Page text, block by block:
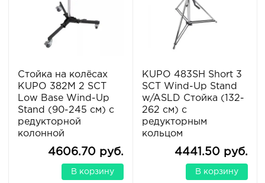
Стойка на колёсах
KUPO 382M 2 SCT
Low Base Wind-Up
Stand (90-245 см) с
редукторной
колонной
4606.70 руб.
В корзину
KUPO 483SH Short 3
SCT Wind-Up Stand
w/ASLD Стойка (132-
262 см) с
редукторным
кольцом
4441.50 руб.
В корзину